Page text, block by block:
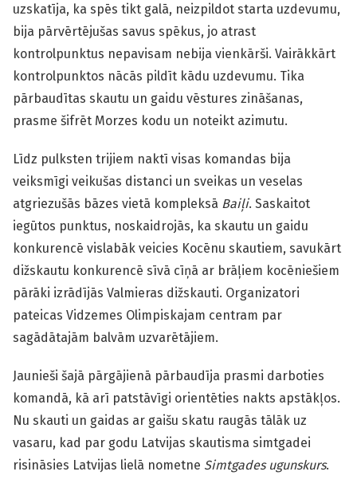
uzskatīja, ka spēs tikt galā, neizpildot starta uzdevumu,
bija pārvērtējušas savus spēkus, jo atrast
kontrolpunktus nepavisam nebija vienkārši. Vairākkārt
kontrolpunktos nācās pildīt kādu uzdevumu. Tika
pārbaudītas skautu un gaidu vēstures zināšanas,
prasme šifrēt Morzes kodu un noteikt azimutu.
Līdz pulksten trijiem naktī visas komandas bija
veiksmīgi veikušas distanci un sveikas un veselas
atgriezušās bāzes vietā kompleksā Baiļi. Saskaitot
iegūtos punktus, noskaidrojās, ka skautu un gaidu
konkurencē vislabāk veicies Kocēnu skautiem, savukārt
dižskautu konkurencē sīvā cīņā ar brāļiem kocēniešiem
pārāki izrādījās Valmieras dižskauti. Organizatori
pateicas Vidzemes Olimpiskajam centram par
sagādātajām balvām uzvarētājiem.
Jaunieši šajā pārgājienā pārbaudīja prasmi darboties
komandā, kā arī patstāvīgi orientēties nakts apstākļos.
Nu skauti un gaidas ar gaišu skatu raugās tālāk uz
vasaru, kad par godu Latvijas skautisma simtgadei
risināsies Latvijas lielā nometne Simtgades ugunskurs.